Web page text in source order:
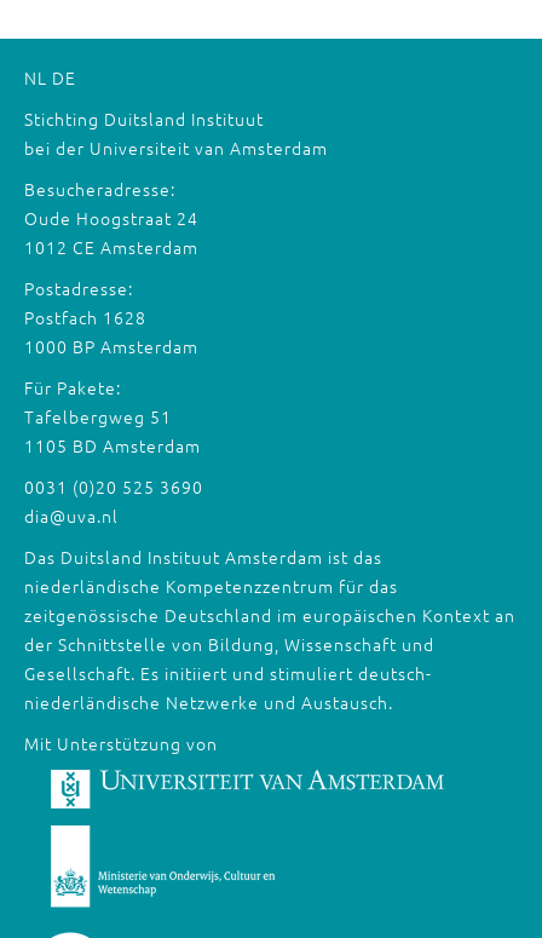
NL DE
Stichting Duitsland Instituut
bei der Universiteit van Amsterdam
Besucheradresse:
Oude Hoogstraat 24
1012 CE Amsterdam
Postadresse:
Postfach 1628
1000 BP Amsterdam
Für Pakete:
Tafelbergweg 51
1105 BD Amsterdam
0031 (0)20 525 3690
dia@uva.nl
Das Duitsland Instituut Amsterdam ist das
niederländische Kompetenzzentrum für das
zeitgenössische Deutschland im europäischen Kontext an
der Schnittstelle von Bildung, Wissenschaft und
Gesellschaft. Es initiiert und stimuliert deutsch-
niederländische Netzwerke und Austausch.
Mit Unterstützung von